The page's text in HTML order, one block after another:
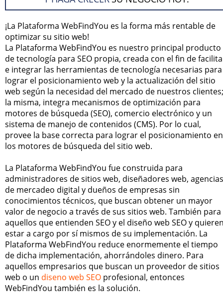
¡La Plataforma WebFindYou es la forma más rentable de
optimizar su sitio web!
La Plataforma WebFindYou es nuestro principal producto
de tecnología para SEO propia, creada con el fin de
e integrar las herramientas de tecnología necesarias para
lograr el posicionamiento web y la actualización del sitio
web según la necesidad del mercado de nuestros clientes;
la misma, integra mecanismos de optimización para
motores de búsqueda (SEO), comercio electrónico y un
sistema de manejo de contenidos (CMS). Por lo cual,
provee la base correcta para lograr el posicionamiento en
los motores de búsqueda del sitio web.
La Plataforma WebFindYou fue construida para
administradores de sitios web, diseñadores web, agencias
de mercadeo digital y dueños de empresas sin
conocimientos técnicos, que buscan obtener un mayor
valor de negocio a través de sus sitios web. También para
aquellos que entienden SEO y el diseño web SEO y
estar a cargo por sí mismos de su implementación. La
Plataforma WebFindYou reduce enormemente el tiempo
de dicha implementación, ahorrándoles dinero. Para
aquellos empresarios que buscan un proveedor de sitios
web o un diseno web SEO profesional, entonces
WebFindYou también es la solución.